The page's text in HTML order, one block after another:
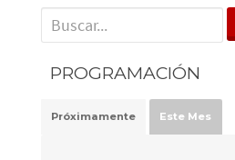
' . __('Search for:') . '
PROGRAMACIÓN
Próximamente Este Mes